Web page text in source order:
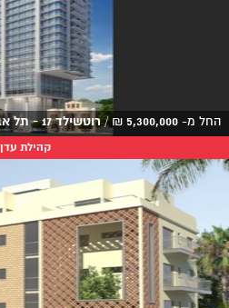
החל מ- 5,300,000
₪
/רוטשילד 17 - תל אביב - יפו
קהילת עדן